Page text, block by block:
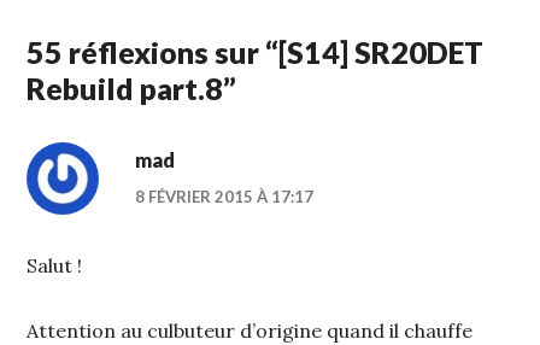
55 réflexions sur “[S14] SR20DET
Rebuild part.8”
mad
8 FÉVRIER 2015 À 17:17
Salut !
Attention au culbuteur d’origine quand il chauffe